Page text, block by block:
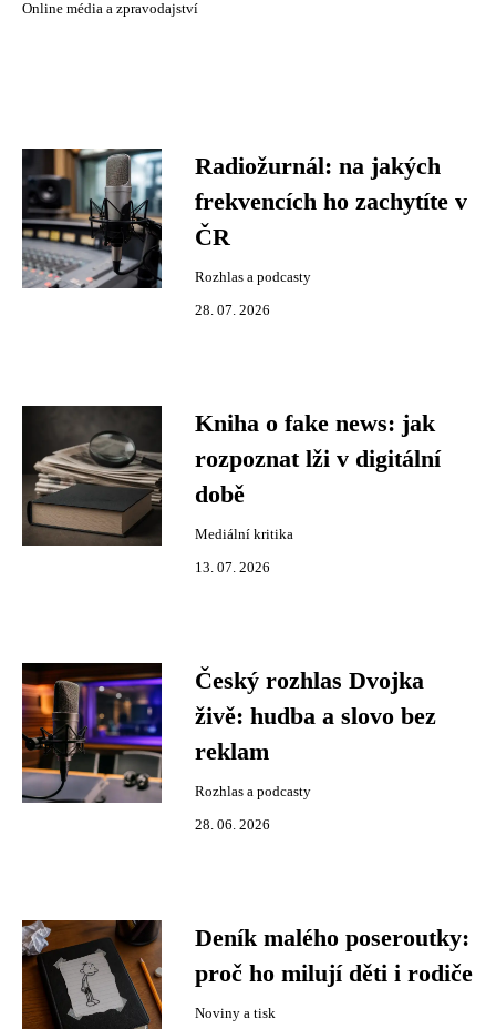
Online média a zpravodajství
Radiožurnál: na jakých
frekvencích ho zachytíte v
ČR
Rozhlas a podcasty
28. 07. 2026
Kniha o fake news: jak
rozpoznat lži v digitální
době
Mediální kritika
13. 07. 2026
Český rozhlas Dvojka
živě: hudba a slovo bez
reklam
Rozhlas a podcasty
28. 06. 2026
Deník malého poseroutky:
proč ho milují děti i rodiče
Noviny a tisk